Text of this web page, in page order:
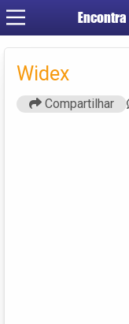
Encontra
Widex
Compartilhar